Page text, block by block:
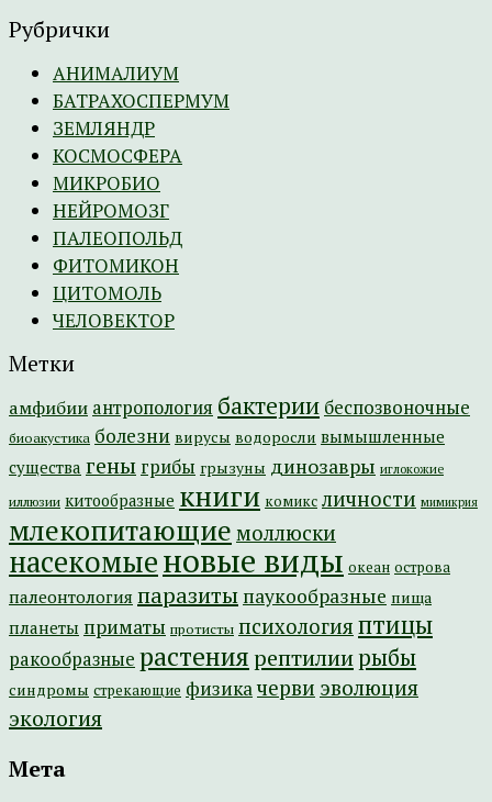
Рубрички
АНИМАЛИУМ
БАТРАХОСПЕРМУМ
ЗЕМЛЯНДР
КОСМОСФЕРА
МИКРОБИО
НЕЙРОМОЗГ
ПАЛЕОПОЛЬД
ФИТОМИКОН
ЦИТОМОЛЬ
ЧЕЛОВЕКТОР
Метки
амфибии антропология бактерии беспозвоночные
биоакустика болезни вирусы водоросли вымышленные
существа гены грибы грызуны динозавры иглокожие
иллюзии китообразные книги комикс личности мимикрия
млекопитающие моллюски
насекомыеновые виды океан острова
палеонтология паразиты паукообразные пища
планеты приматы протисты психология птицы
ракообразные растениярептилиирыбы
синдромы стрекающие физикачерви эволюция
экология
Мета